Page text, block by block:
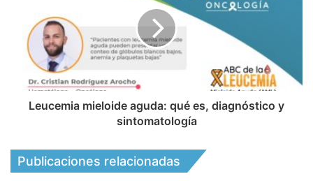
Leucemia mieloide aguda: qué es, diagnóstico y
sintomatología
Publicaciones relacionadas